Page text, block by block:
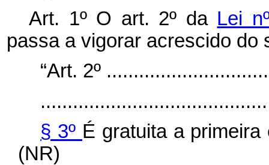
Art. 1º O art. 2º da Lei
passa a vigorar acrescido do
“Art. 2º
§ 3º É gratuita a primeira
(NR)